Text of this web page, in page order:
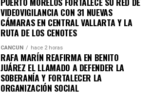
VIDEOVIGILANCIA CON 31 NUEVAS
CÁMARAS EN CENTRAL VALLARTA Y LA
RUTA DE LOS CENOTES
CANCÚN hace 2 horas
RAFA MARÍN REAFIRMA EN BENITO
JUÁREZ EL LLAMADO A DEFENDER LA
SOBERANÍA Y FORTALECER LA
ORGANIZACIÓN SOCIAL